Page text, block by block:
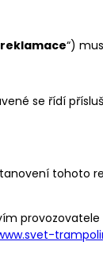
reklamace“)
se řídí
tohoto